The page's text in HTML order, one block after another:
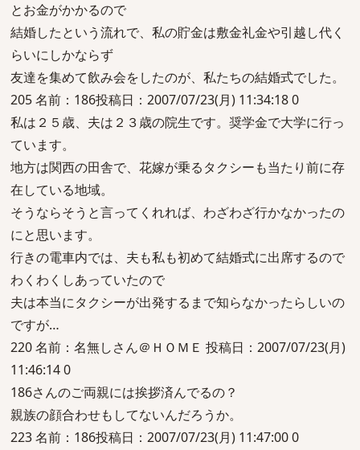
とお金がかかるので
結婚したという流れで、私の貯金は敷金礼金や引越し代く
らいにしかならず
友達を集めて飲み会をしたのが、私たちの結婚式でした。
205 名前：186投稿日：2007/07/23(月) 11:34:18 0
私は２５歳、夫は２３歳の院生です。奨学金で大学に行っ
ています。
地方は関西の田舎で、花嫁が乗るタクシーも当たり前に存
在している地域。
そうならそうと言ってくれれば、わざわざ行かなかったの
にと思います。
行きの電車内では、夫も私も初めて結婚式に出席するので
わくわくしあっていたので
夫は本当にタクシーが出発するまで知らなかったらしいの
ですが…
220 名前：名無しさん＠ＨＯＭＥ 投稿日：2007/07/23(月)
11:46:14 0
186さんのご両親には挨拶済んでるの？
親族の顔合わせもしてないんだろうか。
223 名前：186投稿日：2007/07/23(月) 11:47:00 0